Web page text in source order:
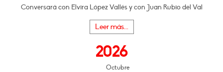
Conversará con Elvira López Vallés y con Juan Rubio del Val
Leer más...
2026
Octubre